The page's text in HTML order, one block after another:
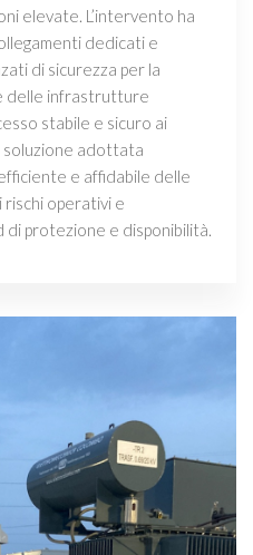
elevate. L’intervento ha
dedicati e
di sicurezza per la
delle infrastrutture
stabile e sicuro ai
soluzione adottata
e affidabile delle
operativi e
protezione e disponibilità.